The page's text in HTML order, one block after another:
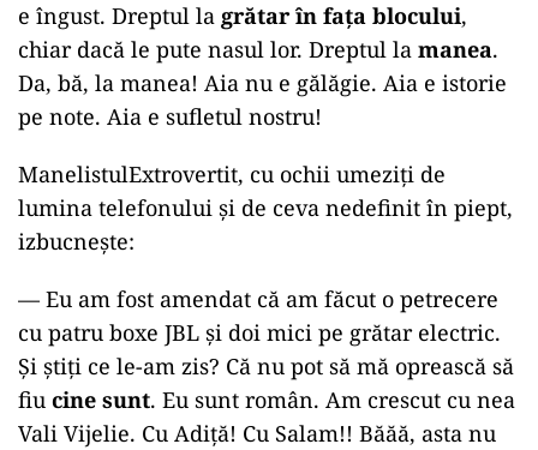
e îngust. Dreptul la grătar în fața blocului,
chiar dacă le pute nasul lor. Dreptul la manea.
Da, bă, la manea! Aia nu e gălăgie. Aia e istorie
pe note. Aia e sufletul nostru!
ManelistulExtrovertit, cu ochii umeziți de
lumina telefonului și de ceva nedefinit în piept,
izbucnește:
— Eu am fost amendat că am făcut o petrecere
cu patru boxe JBL și doi mici pe grătar electric.
Și știți ce le-am zis? Că nu pot să mă oprească să
fiu cine sunt. Eu sunt român. Am crescut cu nea
Vali Vijelie. Cu Adiță! Cu Salam!! Băăă, asta nu